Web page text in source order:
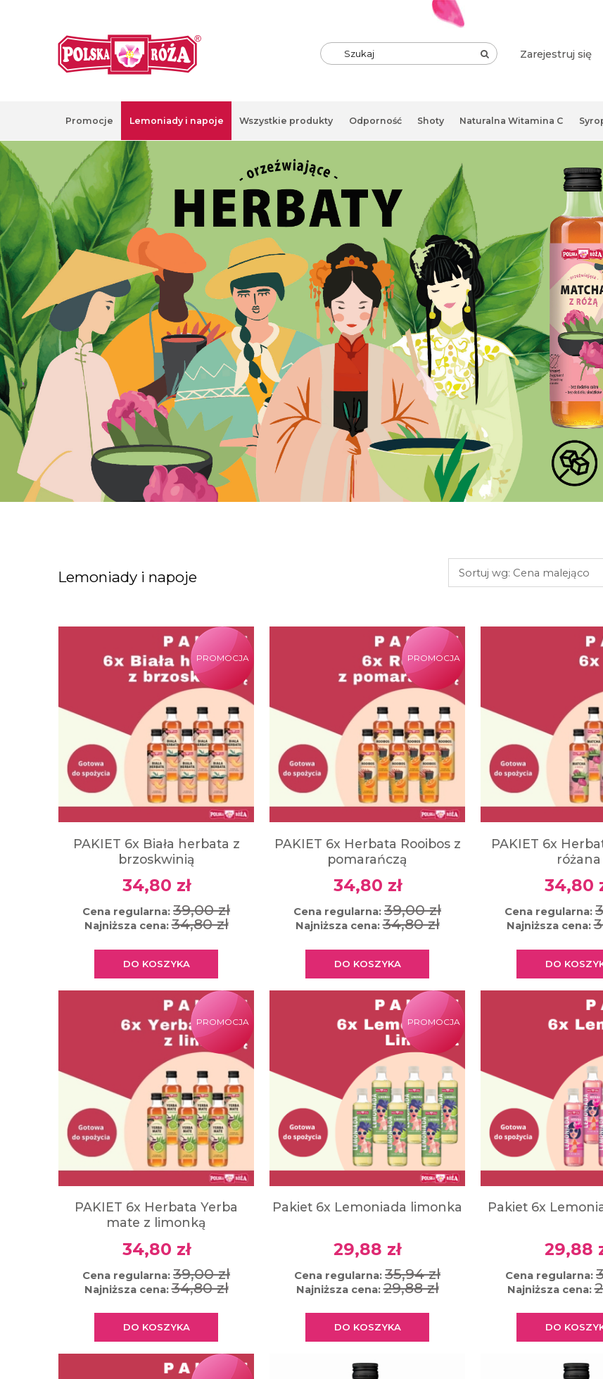
Zarejestruj się
Promocje Lemoniady i napoje Wszystkie produkty Odporność Shoty Naturalna Witamina C
Produkty różane
Lemoniady i napoje Sortuj wg: Cena malejąco
PAKIET 6x Biała herbata z
brzoskwinią
34,80 zł
Cena regularna: 39,00 zł
Najniższa cena:34,80 zł
DO KOSZYKA
PROMOCJA
PAKIET 6x Herbata Rooibos z
pomarańczą
34,80 zł
Cena regularna: 39,00 zł
Najniższa cena:34,80 zł
DO KOSZYKA
PROMOCJA
PAKIET 6x
różana
34,80
Cena regularna:
Najniższa cena:
DO
PAKIET 6x Herbata Yerba
mate z limonką
34,80 zł
Cena regularna: 39,00 zł
Najniższa cena:34,80 zł
DO KOSZYKA
PROMOCJA
Pakiet 6x Lemoniada limonka
29,88 zł
Cena regularna: 35,94 zł
Najniższa cena:29,88 zł
DO KOSZYKA
PROMOCJA
Pakiet 6x
29,88
Cena regularna:
Najniższa cena:
DO